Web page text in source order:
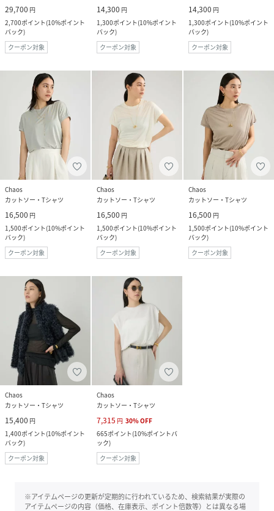
29,700 円
2,700ポイント(10%ポイント
バック)
クーポン対象
14,300 円
1,300ポイント(10%ポイント
バック)
クーポン対象
14,300 円
1,300ポイント(10%ポイント
バック)
クーポン対象
Chaos
カットソー・Tシャツ
16,500 円
1,500ポイント(10%ポイント
バック)
クーポン対象
Chaos
カットソー・Tシャツ
16,500 円
1,500ポイント(10%ポイント
バック)
クーポン対象
Chaos
カットソー・Tシャツ
16,500 円
1,500ポイント(10%ポイント
バック)
クーポン対象
Chaos
カットソー・Tシャツ
15,400 円
1,400ポイント(10%ポイント
バック)
クーポン対象
Chaos
カットソー・Tシャツ
7,315 円 30%OFF
665ポイント(10%ポイントバ
ック)
クーポン対象
※アイテムページの更新が定期的に行われているため、検索結果が実際の
アイテムページの内容（価格、在庫表示、ポイント倍数等）とは異なる場